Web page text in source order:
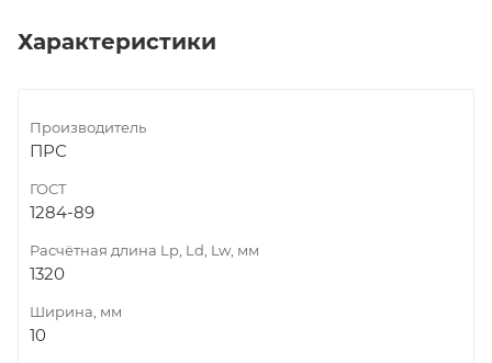
Характеристики
Производитель
ПРС
ГОСТ
1284-89
Расчётная длина Lp, Ld, Lw, мм
1320
Ширина, мм
10